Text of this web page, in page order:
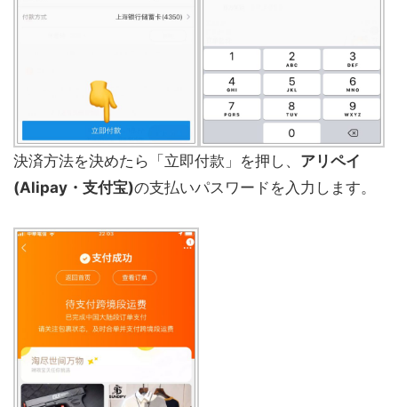
決済方法を決めたら「立即付款」を押し、 アリペイ
(Alipay・支付宝)の支払いパスワードを入力します。